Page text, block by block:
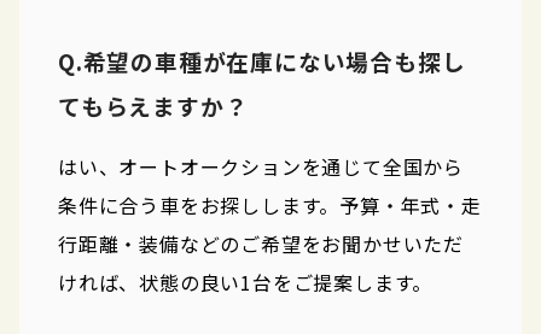
Q.希望の車種が在庫にない場合も探し
てもらえますか？
はい、オートオークションを通じて全国から
条件に合う車をお探しします。予算・年式・走
行距離・装備などのご希望をお聞かせいただ
ければ、状態の良い1台をご提案します。